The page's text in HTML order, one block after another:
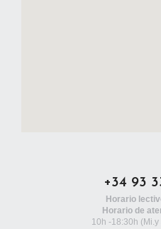
+34 93
Horario
Horario de
10h -18:30h